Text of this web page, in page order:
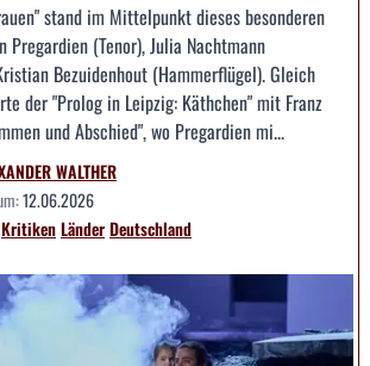
stand im Mittelpunkt dieses besonderen
Pregardien (Tenor), Julia Nachtmann
Bezuidenhout (Hammerflügel). Gleich
der "Prolog in Leipzig: Käthchen" mit Franz
und Abschied", wo Pregardien mi...
WALTHER
12.06.2026
KritikenLänderDeutschland